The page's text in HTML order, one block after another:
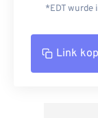
*EDT wurde
Link